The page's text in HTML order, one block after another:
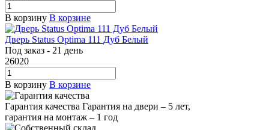
В корзину В корзине
Дверь Status Optima 111 Дуб Белый
Под заказ - 21 день
26020
В корзину В корзине
Гарантия качества Гарантия на двери – 5 лет,
гарантия на монтаж – 1 год